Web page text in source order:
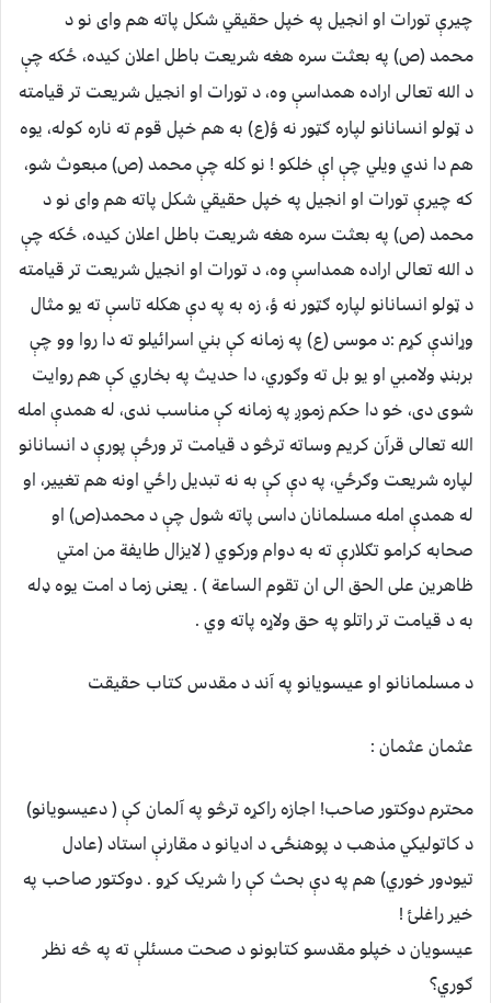
چیرې تورات او انجیل په خپل حقیقي شکل پاته هم وای نو د
محمد (ص) په بعثت سره هغه شریعت باطل اعلان کیده، ځکه چې
د الله تعالی اراده همداسې وه، د تورات او انجیل شریعت تر قیامته
د ټولو انسانانو لپاره ګټور نه ؤ(ع) به هم خپل قوم ته ناره کوله، یوه
هم دا ندي ویلي چې اې خلکو ! نو کله چې محمد (ص) مبعوث شو،
که چیرې تورات او انجیل په خپل حقیقي شکل پاته هم وای نو د
محمد (ص) په بعثت سره هغه شریعت باطل اعلان کیده، ځکه چې
د الله تعالی اراده همداسې وه، د تورات او انجیل شریعت تر قیامته
د ټولو انسانانو لپاره ګټور نه ؤ، زه به په دې هکله تاسې ته یو مثال
وړاندې کړم :د موسی (ع) په زمانه کې بني اسرائیلو ته دا روا وو چې
بربنډ ولامبي او یو بل ته وګوري، دا حدیث په بخاري کې هم روایت
شوی دی، خو دا حکم زموږ په زمانه کې مناسب ندی، له همدې امله
الله تعالی قرآن کریم وساته ترڅو د قیامت تر ورځې پورې د انسانانو
لپاره شریعت وګرځي، په دې کې به نه تبدیل راځي اونه هم تغییر، او
له همدې امله مسلمانان داسی پاته شول چې د محمد(ص) او
صحابه کرامو تګلارې ته به دوام ورکوي ( لایزال طايفة من امتي
ظاهرین علی الحق الی ان تقوم الساعة ) . یعنی زما د امت یوه ډله
به د قیامت تر راتلو په حق ولاړه پاته وي .
د مسلمانانو او عیسویانو په آند د مقدس کتاب حقیقت
عثمان عثمان :
محترم دوکتور صاحب! اجازه راکړه ترڅو په آلمان کې ( دعیسویانو)
د کاتولیکي مذهب د پوهنځۍ د ادیانو د مقارنې استاد (عادل
تیودور خوري) هم په دې بحث کې را شریک کړو . دوکتور صاحب په
خیر راغلئ !
عیسویان د خپلو مقدسو کتابونو د صحت مسئلې ته په څه نظر
ګوري؟